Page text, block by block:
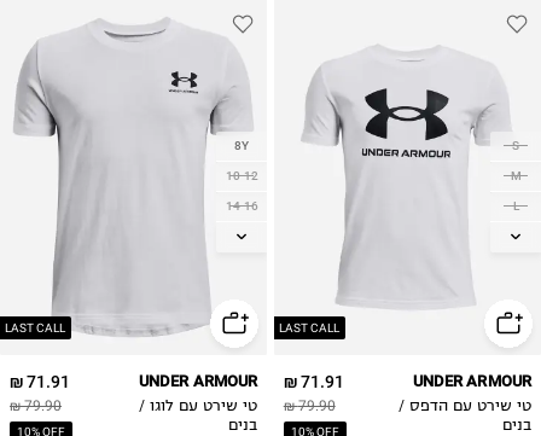
LAST CALL
S
M
L
XL
71.91 ₪
79.90 ₪
10% OFF
UNDER ARMOUR
טי שירט עם הדפס /
בנים
LAST CALL
8Y
10-12
14-16
18-20
71.91 ₪
79.90 ₪
10% OFF
UNDER ARMOUR
טי שירט עם לוגו /
בנים